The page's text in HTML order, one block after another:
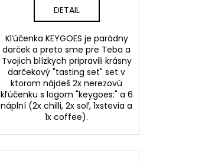
DETAIL
Kľúčenka KEYGOES je parádny
darček a preto sme pre Teba a
Tvojich blízkych pripravili krásny
darčekový "tasting set" set v
ktorom nájdeš 2x nerezovú
kľúčenku s logom "keygoes:" a 6
náplní (2x chilli, 2x soľ, 1xstevia a
1x coffee).